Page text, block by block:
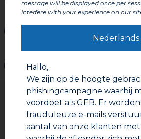
Gebruiksaanwijzing
Voorbereiding :
Controleer of het uiteinde van de
de leiding of aansluiting is afgekant.
de leiding ter plaatse is afgezaagd
message will be displayed once per
interfere with your experience on our
Nederlands
Hallo,
We zijn op de hoogte
phishingcampagne waarbij
voordoet als GEB. Er
frauduleuze e-mails
aantal van onze klanten met